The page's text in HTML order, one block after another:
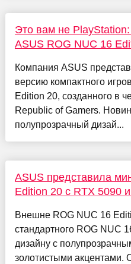
Это вам не
ASUS ROG NUC 16
Компания ASUS
версию компактного
Edition 20, созданного в
Republic of Gamers.
полупрозрачный дизай...
ASUS представила
Edition 20 с RTX 5090
Внешне ROG NUC 16
стандартного ROG NUC
дизайну с
золотистыми акцентами.